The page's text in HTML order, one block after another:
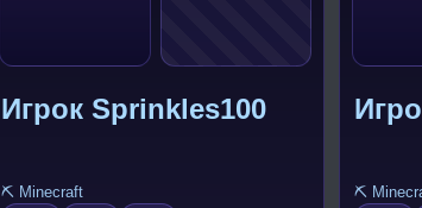
Игрок Sprinkles100
⛏️ Minecraft ⛏️